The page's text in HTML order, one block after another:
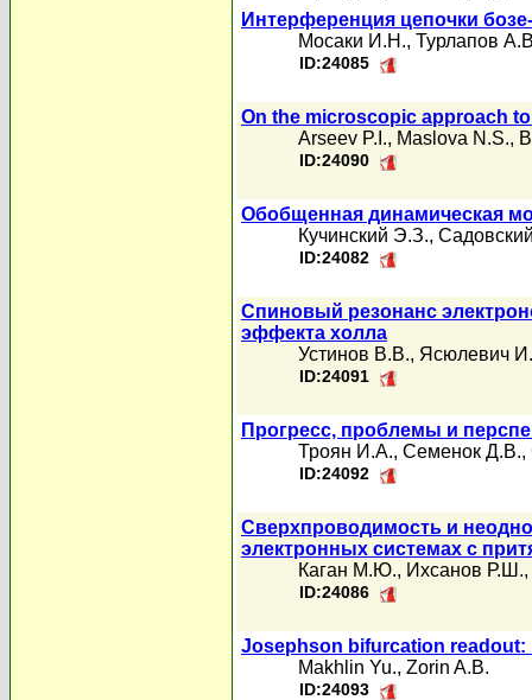
Интерференция цепочки
Мосаки И.Н., Турлапов
ID:24085
On the microscopic approach
Arseev P.I., Maslova N.S.,
ID:24090
Обобщенная динамическая
Кучинский Э.З.,
ID:24082
Спиновый резонанс
эффекта холла
Устинов В.В., Ясюлевич
ID:24091
Прогресс, проблемы и
Троян И.А., Семенок Д.В.,
ID:24092
Сверхпроводимость и
электронных системах с
Каган М.Ю., Ихсанов Р.Ш.,
ID:24086
Josephson bifurcation
Makhlin Yu., Zorin A.B.
ID:24093